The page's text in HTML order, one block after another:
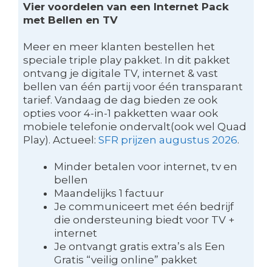
Vier voordelen van een Internet Pack
met Bellen en TV
Meer en meer klanten bestellen het
speciale triple play pakket. In dit pakket
ontvang je digitale TV, internet & vast
bellen van één partij voor één transparant
tarief. Vandaag de dag bieden ze ook
opties voor 4-in-1 pakketten waar ook
mobiele telefonie ondervalt(ook wel Quad
Play). Actueel: SFR prijzen augustus 2026.
Minder betalen voor internet, tv en
bellen
Maandelijks 1 factuur
Je communiceert met één bedrijf
die ondersteuning biedt voor TV +
internet
Je ontvangt gratis extra’s als Een
Gratis “veilig online” pakket